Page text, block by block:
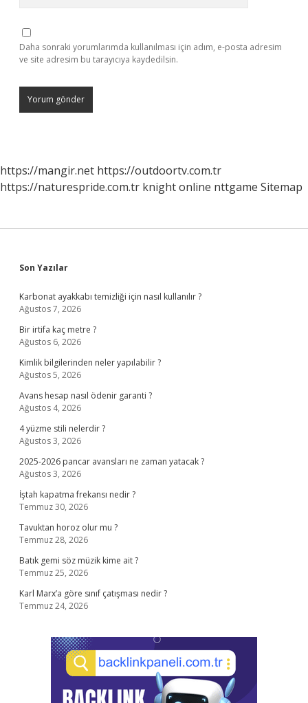
Daha sonraki yorumlarımda kullanılması için adım, e-posta adresim
ve site adresim bu tarayıcıya kaydedilsin.
https://mangir.net https://outdoortv.com.tr
https://naturespride.com.tr knight online nttgame Sitemap
Sidebar
Son Yazılar
Karbonat ayakkabı temizliği için nasıl kullanılır ?
Ağustos 7, 2026
Bir irtifa kaç metre ?
Ağustos 6, 2026
Kimlik bilgilerinden neler yapılabilir ?
Ağustos 5, 2026
Avans hesap nasıl ödenir garanti ?
Ağustos 4, 2026
4 yüzme stili nelerdir ?
Ağustos 3, 2026
2025-2026 pancar avansları ne zaman yatacak ?
Ağustos 3, 2026
İştah kapatma frekansı nedir ?
Temmuz 30, 2026
Tavuktan horoz olur mu ?
Temmuz 28, 2026
Batık gemi söz müzik kime ait ?
Temmuz 25, 2026
Karl Marx’a göre sınıf çatışması nedir ?
Temmuz 24, 2026